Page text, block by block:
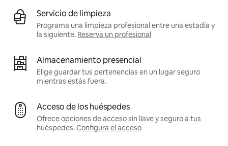
Servicio de limpieza
Programa una limpieza profesional entre una estadía y
la siguiente. Reserva un profesional
Almacenamiento presencial
Elige guardar tus pertenencias en un lugar seguro
mientras estás fuera.
Acceso de los huéspedes
Ofrece opciones de acceso sin llave y seguro a tus
huéspedes.Configura el acceso